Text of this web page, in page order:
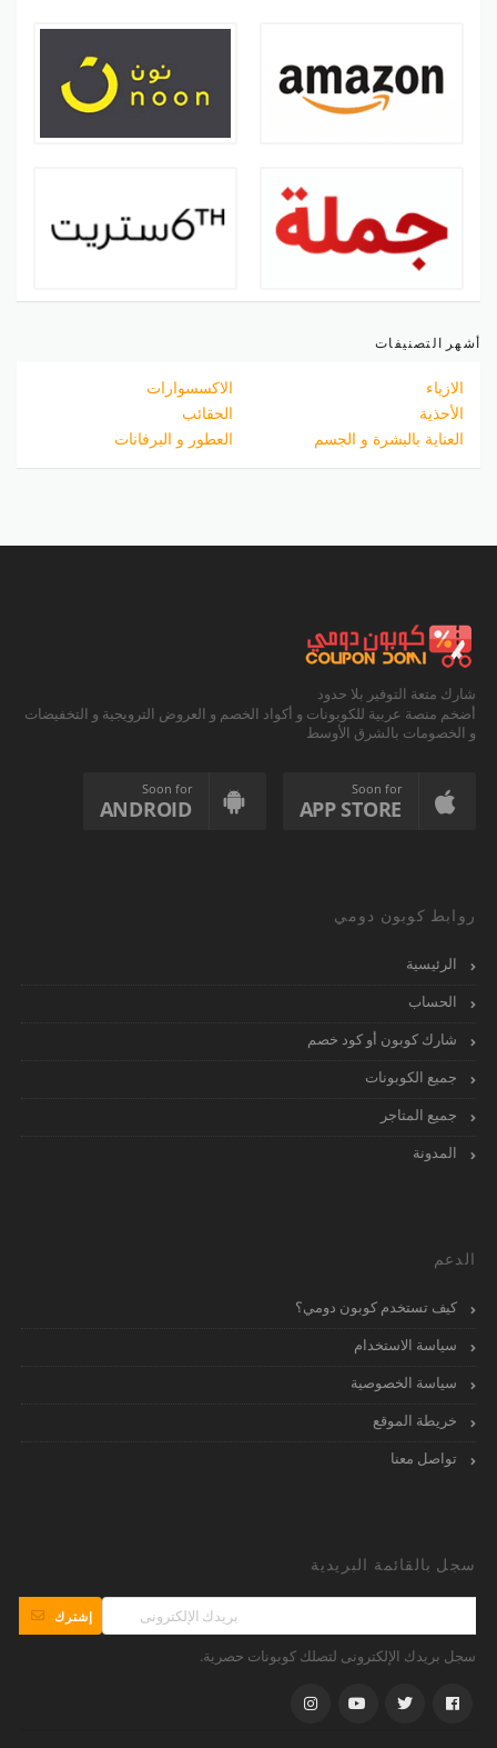
أشهر التصنيفات
الازياء
الاكسسوارات
الأحذية
الحقائب
العناية بالبشرة و الجسم
العطور و البرفانات
شارك متعة التوفير بلا حدود
أضخم منصة عربية للكوبونات و أكواد الخصم و العروض الترويجية و التخفيضات
و الخصومات بالشرق الأوسط
Soon for
APP STORE
Soon for
ANDROID
روابط كوبون دومي
الرئيسية
الحساب
شارك كوبون أو كود خصم
جميع الكوبونات
جميع المتاجر
المدونة
الدعم
كيف تستخدم كوبون دومي؟
سياسة الاستخدام
سياسة الخصوصية
خريطة الموقع
تواصل معنا
سجل بالقائمة البريدية
إشترك
سجل بريدك الإلكترونى لتصلك كوبونات حصرية.